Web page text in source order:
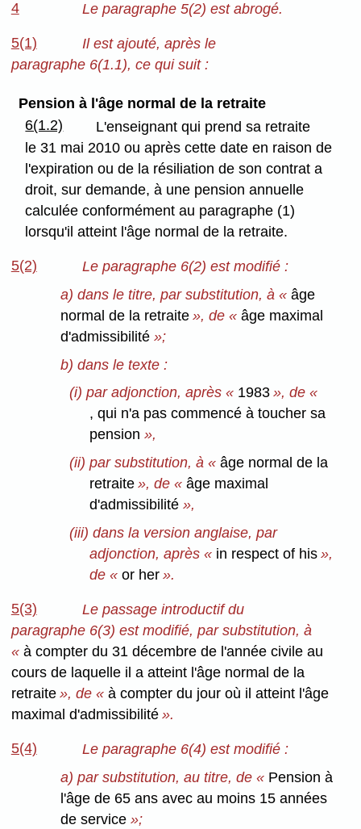
4 Le paragraphe 5(2) est abrogé.
5(1)
Il est ajouté, après le
paragraphe 6(1.1), ce qui suit :
Pension à l'âge normal de la retraite
6(1.2)
L'enseignant qui prend sa retraite
le 31 mai 2010 ou après cette date en raison de
l'expiration ou de la résiliation de son contrat a
droit, sur demande, à une pension annuelle
calculée conformément au paragraphe (1)
lorsqu'il atteint l'âge normal de la retraite.
5(2)
Le paragraphe 6(2) est modifié :
a) dans le titre, par substitution, à « âge
normal de la retraite », de «âge maximal
d'admissibilité»;
b) dans le texte :
(i) par adjonction, après « 1983», de «
, qui n'a pas commencé à toucher sa
pension »,
(ii) par substitution, à «âge normal de la
retraite», de « âge maximal
d'admissibilité »,
(iii) dans la version anglaise, par
adjonction, après « in respect of his»,
de «or her».
5(3)
Le passage introductif du
paragraphe 6(3) est modifié, par substitution, à
« à compter du 31 décembre de l'année civile au
cours de laquelle il a atteint l'âge normal de la
retraite», de « à compter du jour où il atteint l'âge
maximal d'admissibilité».
5(4)
Le paragraphe 6(4) est modifié :
a) par substitution, au titre, de « Pension à
l'âge de 65 ans avec au moins 15 années
de service»;